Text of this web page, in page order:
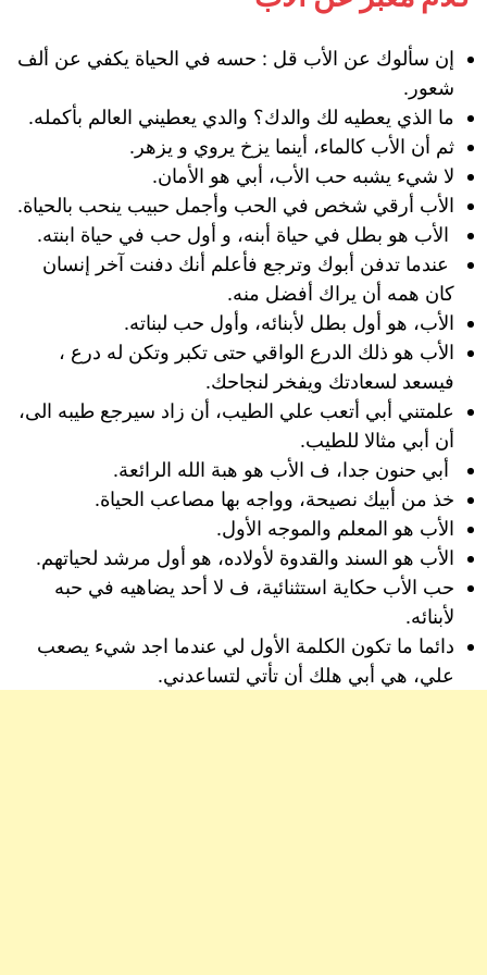
إن سألوك عن الأب قل : حسه في الحياة يكفي عن ألف
شعور.
ما الذي يعطيه لك والدك؟ والدي يعطيني العالم بأكمله.
ثم أن الأب كالماء، أينما يزخ يروي و يزهر.
لا شيء يشبه حب الأب، أبي هو الأمان.
الأب أرقي شخص في الحب وأجمل حبيب ينحب بالحياة.
الأب هو بطل في حياة أبنه، و أول حب في حياة ابنته.
عندما تدفن أبوك وترجع فأعلم أنك دفنت آخر إنسان
كان همه أن يراك أفضل منه.
الأب، هو أول بطل لأبنائه، وأول حب لبناته.
الأب هو ذلك الدرع الواقي حتى تكبر وتكن له درع ،
فيسعد لسعادتك ويفخر لنجاحك.
علمتني أبي أتعب علي الطيب، أن زاد سيرجع طيبه الى،
أن أبي مثالا للطيب.
أبي حنون جدا، ف الأب هو هبة الله الرائعة.
خذ من أبيك نصيحة، وواجه بها مصاعب الحياة.
الأب هو المعلم والموجه الأول.
الأب هو السند والقدوة لأولاده، هو أول مرشد لحياتهم.
حب الأب حكاية استثنائية، ف لا أحد يضاهيه في حبه
لأبنائه.
دائما ما تكون الكلمة الأول لي عندما اجد شيء يصعب
علي، هي أبي هلك أن تأتي لتساعدني.